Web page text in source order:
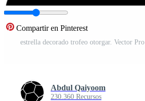
Compartir en Pinterest
estrella decorado trofeo otorgar. Vector Pro
Abdul Qaiyoom
230.360 Recursos